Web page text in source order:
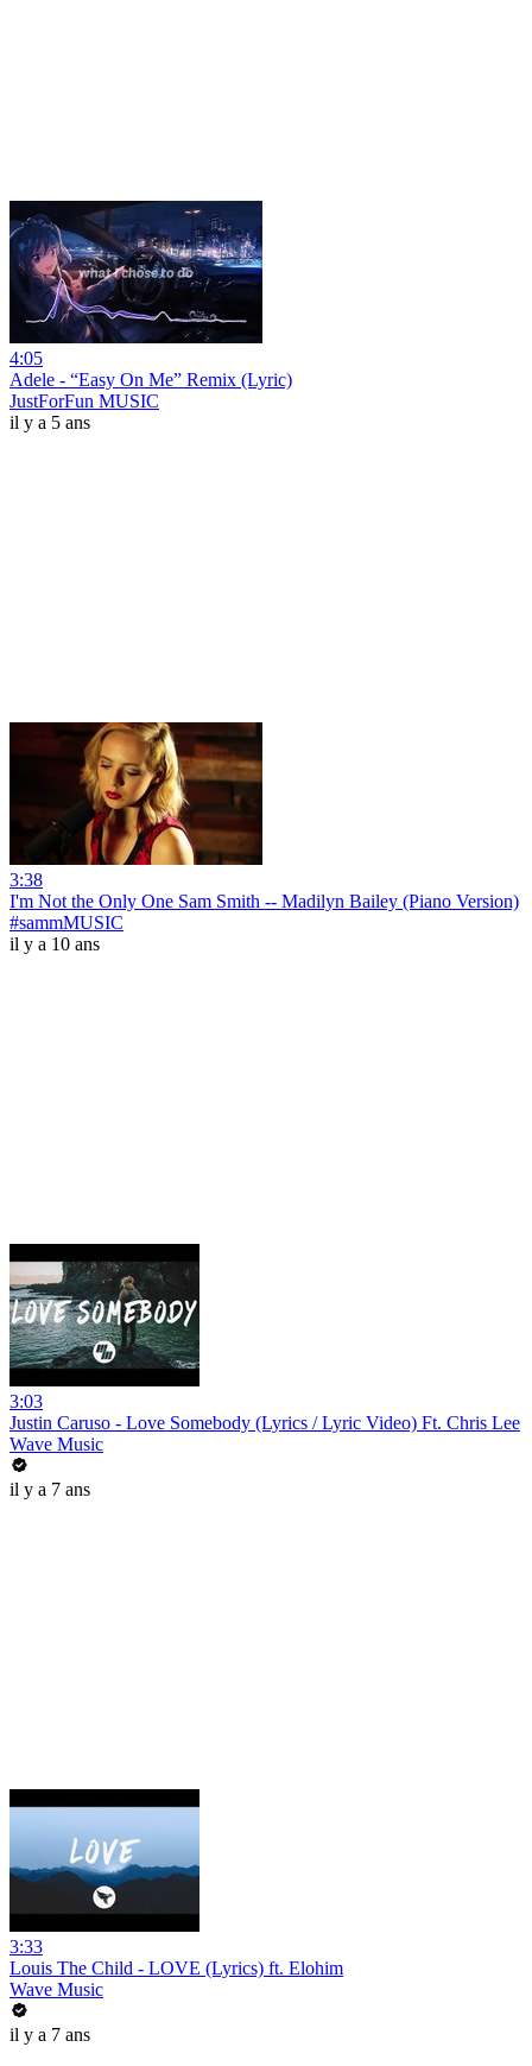
4:05
Adele - “Easy On Me” Remix (Lyric)
JustForFun MUSIC
il y a 5 ans
3:38
I'm Not the Only One Sam Smith -- Madilyn Bailey (Piano Version)
#sammMUSIC
il y a 10 ans
3:03
Justin Caruso - Love Somebody (Lyrics / Lyric Video) Ft. Chris Lee
Wave Music
il y a 7 ans
3:33
Louis The Child - LOVE (Lyrics) ft. Elohim
Wave Music
il y a 7 ans